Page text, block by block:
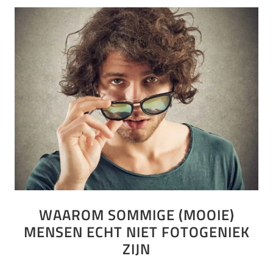
WAAROM SOMMIGE (MOOIE)
MENSEN ECHT NIET FOTOGENIEK
ZIJN